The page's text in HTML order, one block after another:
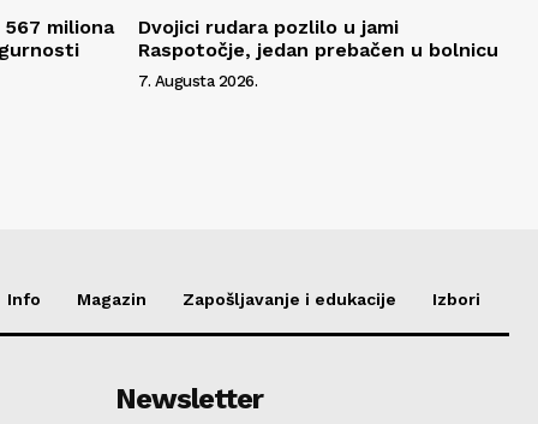
miliona
Dvojici rudara pozlilo u jami
Raspotočje, jedan prebačen u bolnicu
7. Augusta 2026.
Info Magazin Zapošljavanje i edukacije Izbori
Newsletter